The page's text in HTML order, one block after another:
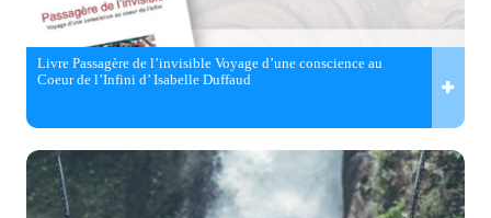
Livre Passagère de l’invisible Voyage d’une conscience au
Coeur de l’Infini d’ Isabelle Duffaud